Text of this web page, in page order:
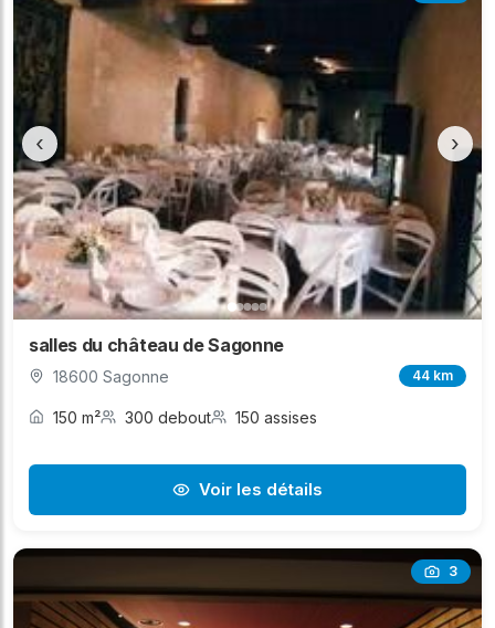
‹ ›
salles du château de Sagonne
18600 Sagonne 44 km
150 m² 300 debout 150 assises
Voir les détails
3